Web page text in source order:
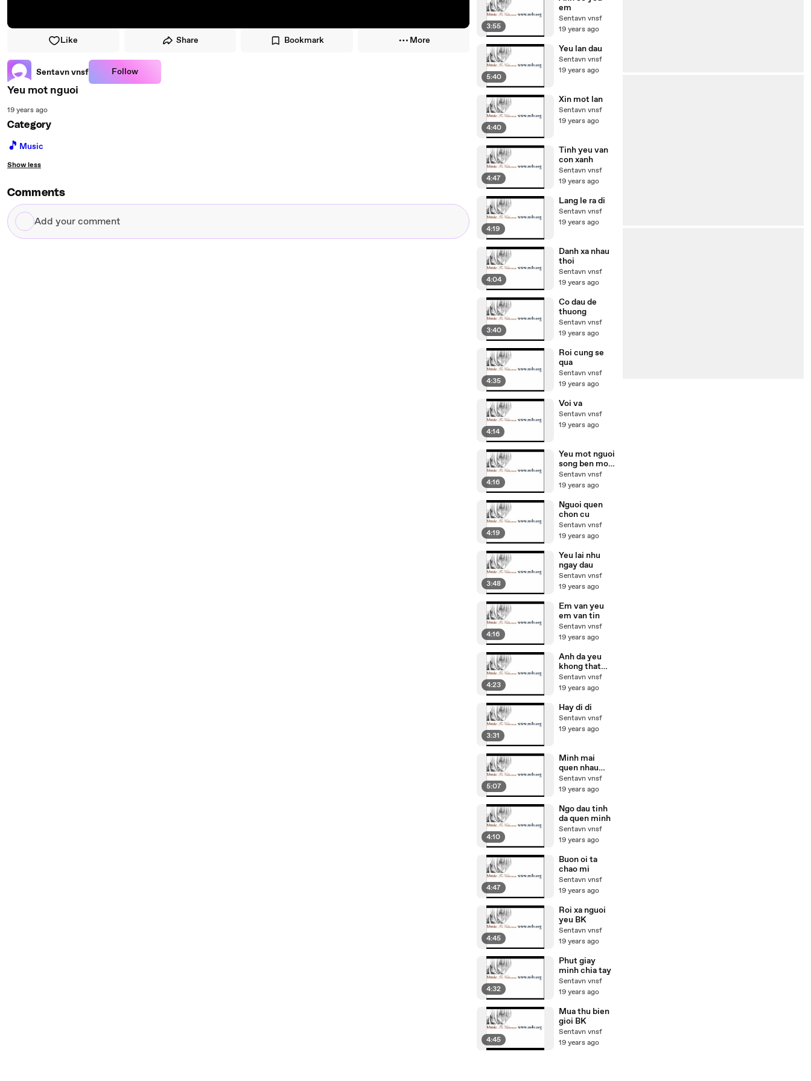
Like Share Bookmark More
Sentavn vnsf Follow
Yeu mot nguoi
19 years ago
Category
🎵 Music
Show less
Comments
Add
your
3:55
em
Sentavn vnsf
19 years ago
5:40
Yeu lan dau
Sentavn vnsf
19 years ago
4:40
Xin mot lan
Sentavn vnsf
19 years ago
4:47
Tinh yeu van
con xanh
Sentavn vnsf
19 years ago
4:19
Lang le ra di
Sentavn vnsf
19 years ago
4:04
Danh xa nhau
thoi
Sentavn vnsf
19 years ago
3:40
Co dau de
thuong
Sentavn vnsf
19 years ago
4:35
Roi cung se
qua
Sentavn vnsf
19 years ago
4:14
Voi va
Sentavn vnsf
19 years ago
4:16
Yeu mot nguoi
song ben mot
nguoi
Sentavn vnsf
19 years ago
4:19
Nguoi quen
chon cu
Sentavn vnsf
19 years ago
3:48
Yeu lai nhu
ngay dau
Sentavn vnsf
19 years ago
4:16
Em van yeu
em van tin
Sentavn vnsf
19 years ago
4:23
Anh da yeu
khong that
long
Sentavn vnsf
19 years ago
3:31
Hay di di
Sentavn vnsf
19 years ago
5:07
Minh mai
quen nhau
that sao
Sentavn vnsf
19 years ago
4:10
Ngo dau tinh
da quen minh
Sentavn vnsf
19 years ago
4:47
Buon oi ta
chao mi
Sentavn vnsf
19 years ago
4:45
Roi xa nguoi
yeu BK
Sentavn vnsf
19 years ago
4:32
Phut giay
minh chia tay
Sentavn vnsf
19 years ago
4:45
Mua thu bien
gioi BK
Sentavn vnsf
19 years ago